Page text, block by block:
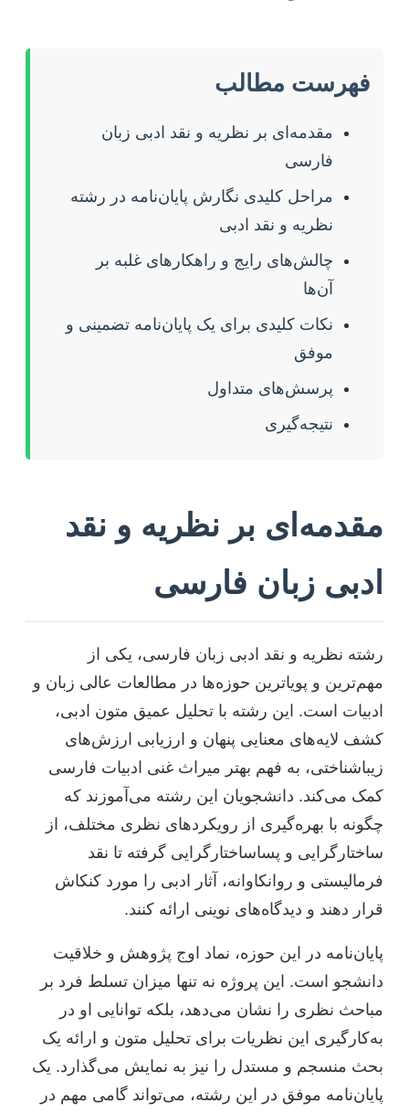
فهرست مطالب
مقدمه‌ای بر نظریه و نقد ادبی زبان
فارسی
مراحل کلیدی نگارش پایان‌نامه در رشته
نظریه و نقد ادبی
چالش‌های رایج و راهکارهای غلبه بر
آن‌ها
نکات کلیدی برای یک پایان‌نامه تضمینی و
موفق
پرسش‌های متداول
نتیجه‌گیری
مقدمه‌ای بر نظریه و نقد
ادبی زبان فارسی
رشته نظریه و نقد ادبی زبان فارسی، یکی از
مهم‌ترین و پویاترین حوزه‌ها در مطالعات عالی زبان و
ادبیات است. این رشته با تحلیل عمیق متون ادبی،
کشف لایه‌های معنایی پنهان و ارزیابی ارزش‌های
زیباشناختی، به فهم بهتر میراث غنی ادبیات فارسی
کمک می‌کند. دانشجویان این رشته می‌آموزند که
چگونه با بهره‌گیری از رویکردهای نظری مختلف، از
ساختارگرایی و پساساختارگرایی گرفته تا نقد
فرمالیستی و روانکاوانه، آثار ادبی را مورد کنکاش
قرار دهند و دیدگاه‌های نوینی ارائه کنند.
پایان‌نامه در این حوزه، نماد اوج پژوهش و خلاقیت
دانشجو است. این پروژه نه تنها میزان تسلط فرد بر
مباحث نظری را نشان می‌دهد، بلکه توانایی او در
به‌کارگیری این نظریات برای تحلیل متون و ارائه یک
بحث منسجم و مستدل را نیز به نمایش می‌گذارد. یک
پایان‌نامه موفق در این رشته، می‌تواند گامی مهم در